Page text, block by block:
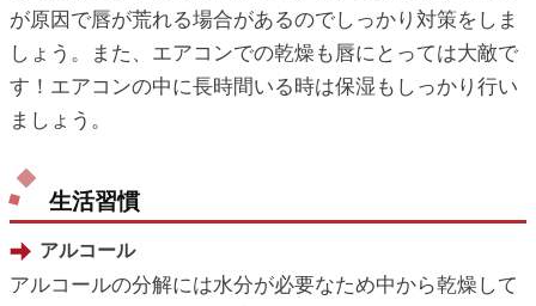
が原因で唇が荒れる場合があるのでしっかり対策をしま
しょう。また、エアコンでの乾燥も唇にとっては大敵で
す！エアコンの中に長時間いる時は保湿もしっかり行い
ましょう。
生活習慣
アルコール
アルコールの分解には水分が必要なため中から乾燥して